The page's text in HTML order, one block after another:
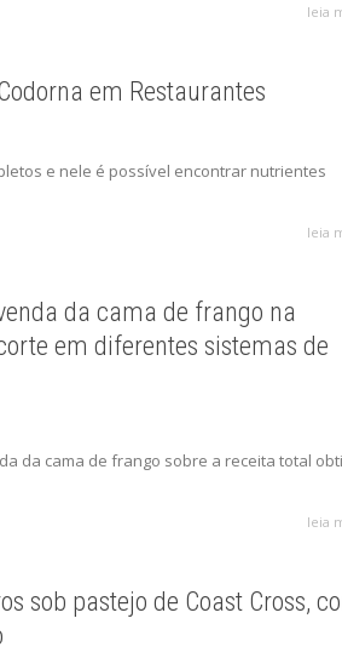
leia
em Restaurantes
e nele é possível encontrar nutrientes
leia
da cama de frango na
em diferentes sistemas de
da cama de frango sobre a receita total
leia
sob pastejo de Coast Cross,